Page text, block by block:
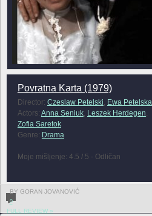
Povratna Karta (1979)
Director: Czeslaw Petelski Ewa Petelska
Actors: Anna Seniuk, Leszek Herdegen
Zofia Saretok
Genre: Drama
Moje mišljenje: 4.5 / 5 - Odličan
BY GORAN JOVANOVIĆ
0
FULL REVIEW »